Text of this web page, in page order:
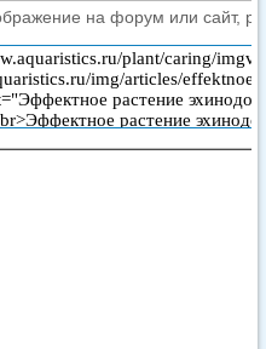
на форум или сайт,